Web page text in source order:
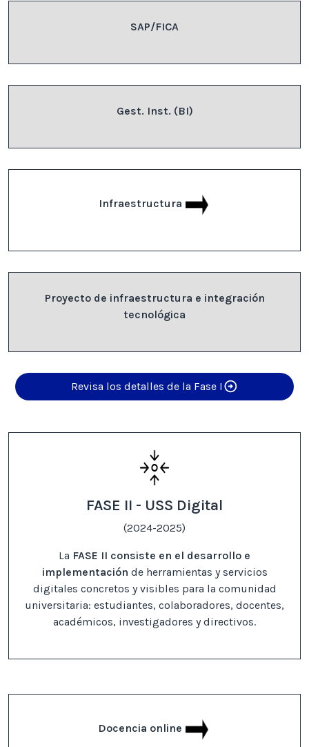
SAP/FICA
Gest. Inst. (BI)
Infraestructura
Proyecto de infraestructura e integración
tecnológica
Revisa los detalles de la Fase I
FASE II - USS Digital
(2024-2025)
La FASE II consiste en el desarrollo e
implementación de herramientas y servicios
digitales concretos y visibles para la comunidad
universitaria: estudiantes, colaboradores, docentes,
académicos, investigadores y directivos.
Docencia online